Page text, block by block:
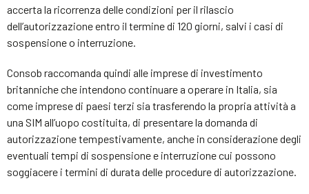
accerta la ricorrenza delle condizioni per il rilascio
dell’autorizzazione entro il termine di 120 giorni, salvi i casi di
sospensione o interruzione.
Consob raccomanda quindi alle imprese di investimento
britanniche che intendono continuare a operare in Italia, sia
come imprese di paesi terzi sia trasferendo la propria attività a
una SIM all’uopo costituita, di presentare la domanda di
autorizzazione tempestivamente, anche in considerazione degli
eventuali tempi di sospensione e interruzione cui possono
soggiacere i termini di durata delle procedure di autorizzazione.